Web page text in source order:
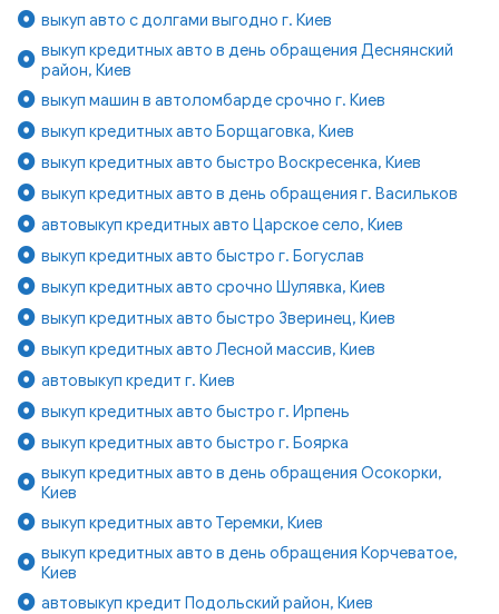
выкуп авто с долгами выгодно г. Киев
выкуп кредитных авто в день обращения Деснянский
район, Киев
выкуп машин в автоломбарде срочно г. Киев
выкуп кредитных авто Борщаговка, Киев
выкуп кредитных авто быстро Воскресенка, Киев
выкуп кредитных авто в день обращения г. Васильков
автовыкуп кредитных авто Царское село, Киев
выкуп кредитных авто быстро г. Богуслав
выкуп кредитных авто срочно Шулявка, Киев
выкуп кредитных авто быстро Зверинец, Киев
выкуп кредитных авто Лесной массив, Киев
автовыкуп кредит г. Киев
выкуп кредитных авто быстро г. Ирпень
выкуп кредитных авто быстро г. Боярка
выкуп кредитных авто в день обращения Осокорки,
Киев
выкуп кредитных авто Теремки, Киев
выкуп кредитных авто в день обращения Корчеватое,
Киев
автовыкуп кредит Подольский район, Киев